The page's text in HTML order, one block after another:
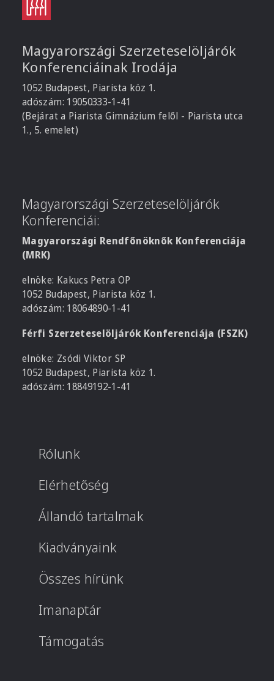
Magyarországi Szerzeteselöljárók
Konferenciáinak Irodája
1052 Budapest, Piarista köz 1.
adószám: 19050333-1-41
(Bejárat a Piarista Gimnázium felől - Piarista utca
1., 5. emelet)
Magyarországi Szerzeteselöljárók
Konferenciái:
Magyarországi Rendfőnöknők Konferenciája
(MRK)
elnöke: Kakucs Petra OP
1052 Budapest, Piarista köz 1.
adószám: 18064890-1-41
Férfi Szerzeteselöljárók Konferenciája (FSZK)
elnöke: Zsódi Viktor SP
1052 Budapest, Piarista köz 1.
adószám: 18849192-1-41
Rólunk
Elérhetőség
Állandó tartalmak
Kiadványaink
Összes hírünk
Imanaptár
Támogatás